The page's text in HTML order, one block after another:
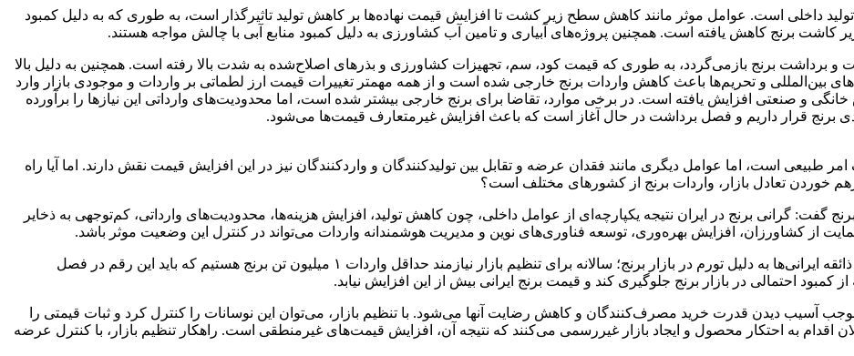
برنج، کاهش تولید داخلی است. عوامل موثر مانند کاهش سطح زیر کشت تا افزایش قیمت نهاده‌ها بر کاهش تولید تاثیرگذار است، به طوری که به دلیل کمبود
برنج کاهش یافته است. همچنین پروژه‌های آبیاری و تامین آب کشاورزی به دلیل کمبود منابع آبی با چالش مواجه هستند.
برداشت برنج بازمی‌گردد، به طوری که قیمت کود، سم، تجهیزات کشاورزی و بذر‌های اصلاح‌شده به شدت بالا رفته است. همچنین به دلیل بالا
بین‌المللی و تحریم‌ها باعث کاهش واردات برنج خارجی شده است و از همه مهمتر تغییرات قیمت ارز لطماتی بر واردات و موجودی بازار وارد
و صنعتی افزایش یافته است. در برخی موارد، تقاضا برای برنج خارجی بیشتر شده است، اما محدودیت‌های وارداتی این نیاز‌ها را برآورده
برنج قرار داریم و فصل برداشت در حال آغاز است که باعث افزایش غیرمتعارف قیمت‌ها می‌شود.
طبیعی است، اما عوامل دیگری مانند فقدان عرضه و تقابل بین تولیدکنندگان و واردکنندگان نیز در این افزایش قیمت نقش دارند. اما آیا راه
خوردن تعادل بازار، واردات برنج از کشورهای مختلف است؟
گفت: گرانی برنج در ایران نتیجه یکپارچه‌ای از عوامل داخلی، چون کاهش تولید، افزایش هزینه‌ها، محدودیت‌های وارداتی، کم‌توجهی به ذخایر
از کشاورزان، افزایش بهره‌وری، توسعه فناوری‌های نوین و مدیریت هوشمندانه واردات می‌تواند در کنترل این وضعیت موثر باشد.
به گفته رستم زاده؛ با توجه به نیاز بازار مصرف و تغییر اجباری ذائقه ایرانی‌ها به دلیل تورم در بازار برنج؛ سالانه برای تنظیم بازار نیازمند حداقل واردات ۱ میلیون تن برنج هستیم که باید این رقم در فصل
احتمالی در بازار برنج جلوگیری کند و قیمت برنج ایرانی بیش از این افزایش نیابد.
موجب آسیب دیدن قدرت خرید مصرف‌کنندگان و کاهش رضایت آنها می‌شود. با تنظیم بازار، می‌توان این نوسانات را کنترل کرد و ثبات قیمتی را
به احتکار محصول و ایجاد بازار غیررسمی می‌کنند که نتیجه آن، افزایش قیمت‌های غیرمنطقی است. راهکار تنظیم بازار، با کنترل عرضه